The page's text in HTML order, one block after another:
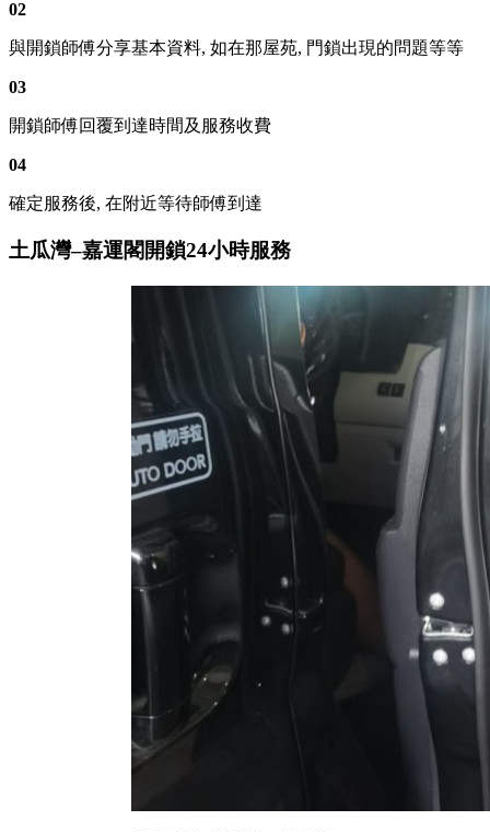
02
與開鎖師傅分享基本資料, 如在那屋苑, 門鎖出現的問題等等
03
開鎖師傅回覆到達時間及服務收費
04
確定服務後, 在附近等待師傅到達
土瓜灣–嘉運閣開鎖24小時服務